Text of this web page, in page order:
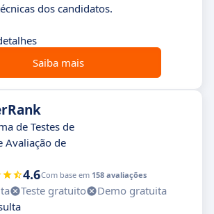
dos candidatos.
Saiba mais
de Testes de
Avaliação de
4.6Com base em 158 avaliações
Teste gratuito
Demo gratuita